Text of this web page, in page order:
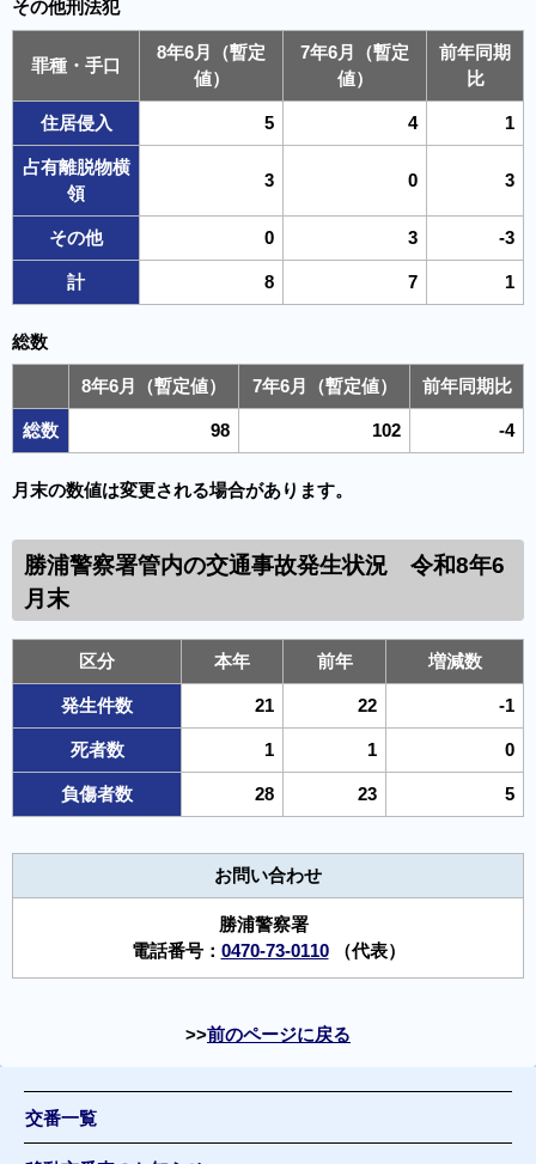
その他刑法犯
罪種・手口
8年6月（暫定
値）
7年6月（暫定
値）
前年同期
比
住居侵入 5 4 1
占有離脱物横
領
3 0 3
その他 0 3 -3
計 8 7 1
総数
8年6月（暫定値） 7年6月（暫定値） 前年同期比
総数 98 102 -4
月末の数値は変更される場合があります。
勝浦警察署管内の 交通事故発生状況 令和8年6
月末
区分 本年 前年 増減数
発生件数 21 22 -1
死者数 1 1 0
負傷者数 28 23 5
お問い合わせ
勝浦警察署
電話番号： 0470-73-0110（代表）
前のページに戻る
交番一覧